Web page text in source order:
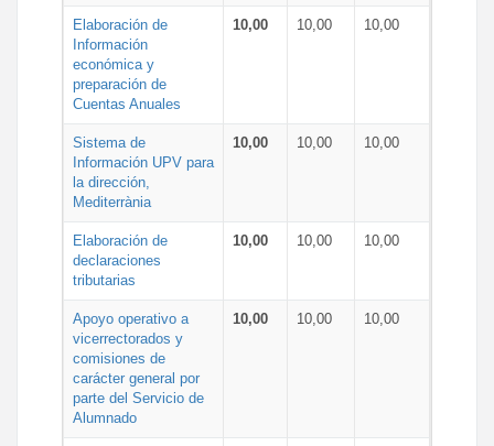
Elaboración de
Información
económica y
preparación de
Cuentas Anuales
10,00 10,00 10,00
Sistema de
Información UPV para
la dirección,
Mediterrània
10,00 10,00 10,00
Elaboración de
declaraciones
tributarias
10,00 10,00 10,00
Apoyo operativo a
vicerrectorados y
comisiones de
carácter general por
parte del Servicio de
Alumnado
10,00 10,00 10,00